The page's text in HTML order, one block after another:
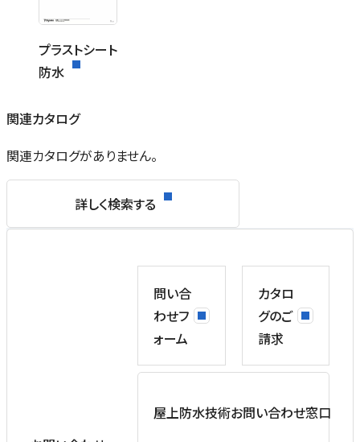
プラストシート
防水
関連カタログ
関連カタログがありません。
詳しく検索する
問い合
わせフ
ォーム
カタロ
グのご
請求
屋上防水技術お問い合わせ窓口